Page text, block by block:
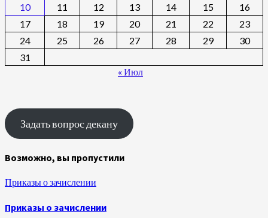
10
11 12 13 14 15
16
17
18 19 20 21 22
23
24
25 26 27 28 29
30
31
« Июл
Задать вопрос декану
Возможно, вы пропустили
Приказы о зачислении
Приказы о зачислении